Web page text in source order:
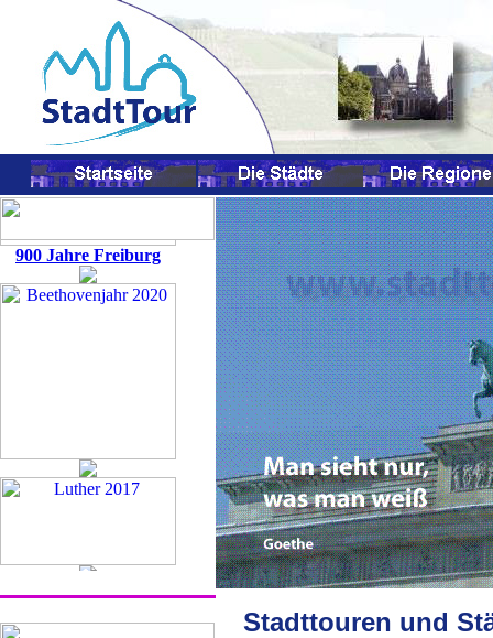
Stadttouren und